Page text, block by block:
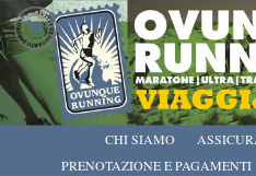
CHI SIAMO
PRENOTAZIONE E PAGAMENTI